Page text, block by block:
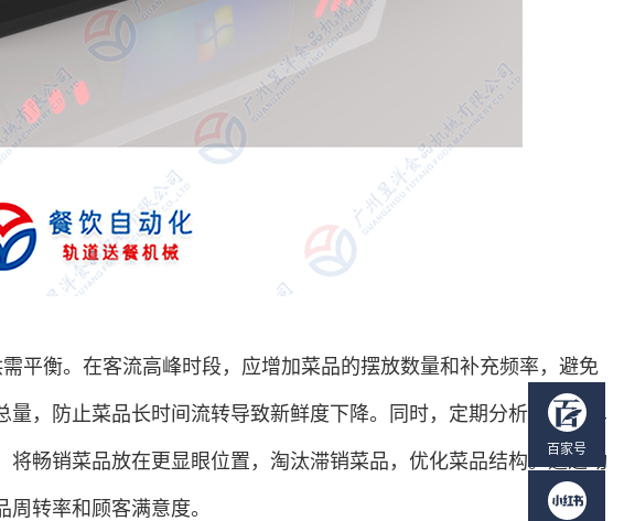
平衡。在客流高峰时段，应增加菜品的摆放数量和补充频率，避免
，防止菜品长时间流转导致新鲜度下降。同时，定期分析顾客点单
畅销菜品放在更显眼位置，淘汰滞销菜品，优化菜品结构。通过动
转率和顾客满意度。
百家号